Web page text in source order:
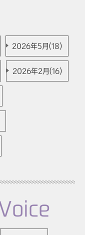
2026年5月(18)
2026年2月(16)